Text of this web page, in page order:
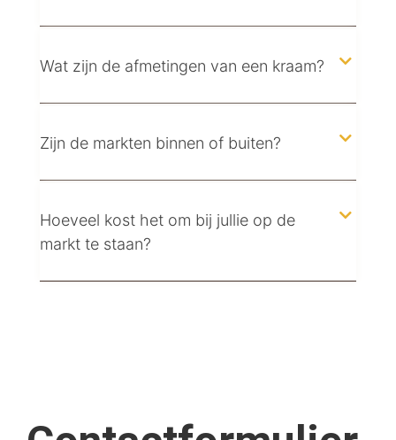
Wat zijn de afmetingen van een kraam?
Zijn de markten binnen of buiten?
Hoeveel kost het om bij jullie op de
markt te staan?